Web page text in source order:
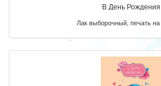
В День
Лак выборочный, печать на